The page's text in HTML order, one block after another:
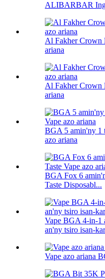
ALIBARBAR
Al Fakher Crown
ariana
Al Fakher Crown
ariana
BGA 5 amin'ny 1
azo ariana
BGA Fox 6
Taste Disposabl...
Vape BGA 4-in-1
an'ny tsiro isan-
Vape azo ariana